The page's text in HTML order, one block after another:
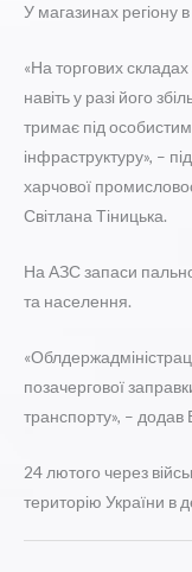
У магазинах регіону
«На торгових
навіть у разі його
тримає під
інфраструктуру», –
харчової
Світлана Тіницька.
На АЗС запаси
та населення.
позачергової
транспорту», –
24 лютого через
територію України в